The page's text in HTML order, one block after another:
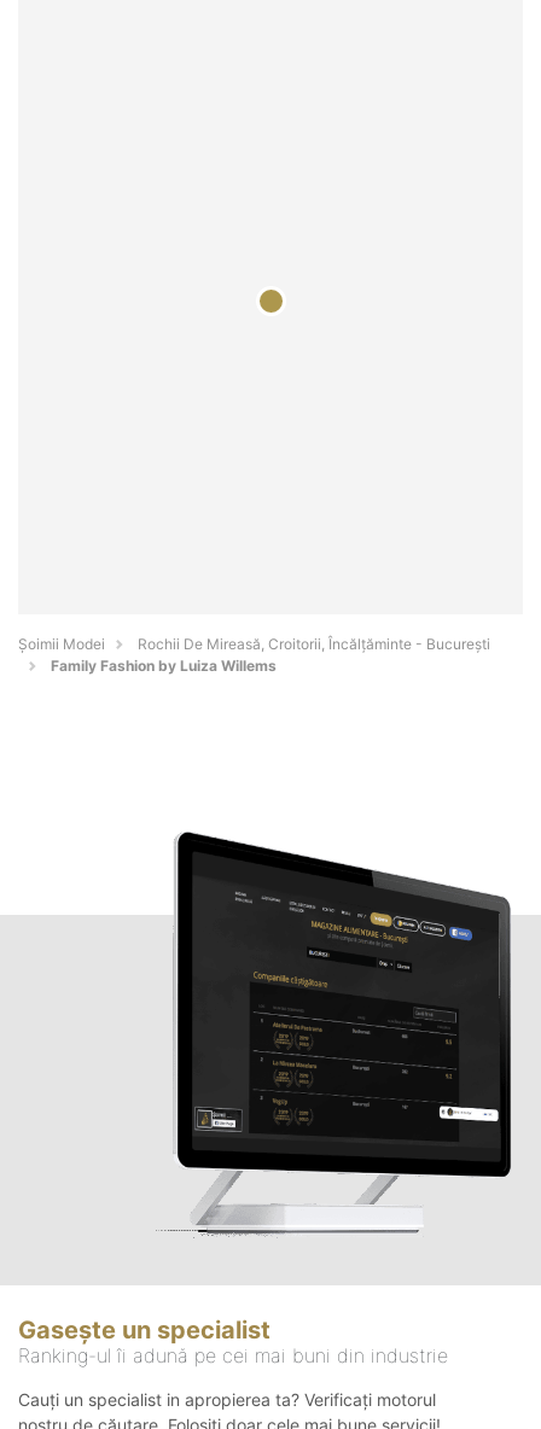
Șoimii Modei
Rochii De Mireasă, Croitorii, Încălțăminte - Bucureşti
Family Fashion by Luiza Willems
Gasește un specialist
Ranking-ul îi adună pe cei mai buni din industrie
Cauți un specialist in apropierea ta? Verificați motorul
nostru de căutare. Folosiți doar cele mai bune servicii!